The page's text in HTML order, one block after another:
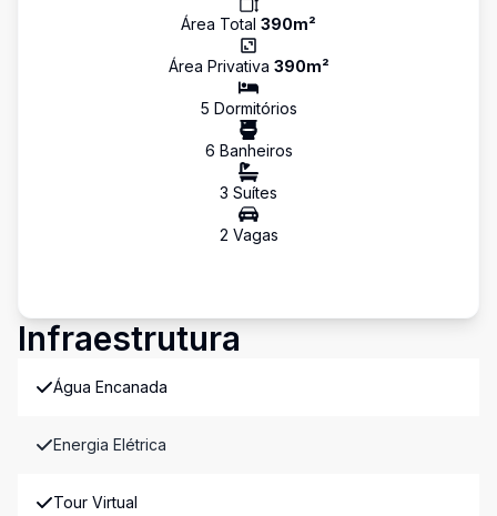
Área Total 390m²
Área Privativa 390m²
5 Dormitórios
6 Banheiros
3 Suítes
2 Vagas
Infraestrutura
Água Encanada
Energia Elétrica
Tour Virtual